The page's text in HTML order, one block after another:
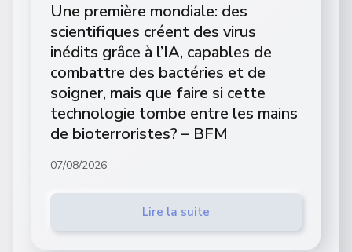
Une première mondiale: des
scientifiques créent des virus
inédits grâce à l’IA, capables de
combattre des bactéries et de
soigner, mais que faire si cette
technologie tombe entre les mains
de bioterroristes? – BFM
07/08/2026
Lire la suite